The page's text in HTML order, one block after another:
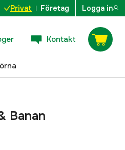
Privat Företag Logga in
Kontakt
Banan